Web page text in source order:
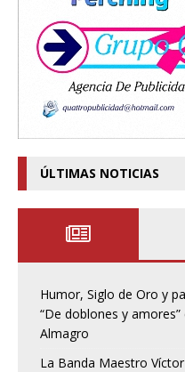
ÚLTIMAS NOTICIAS
Humor, Siglo de Oro y
“De doblones y
Almagro
La Banda Maestro